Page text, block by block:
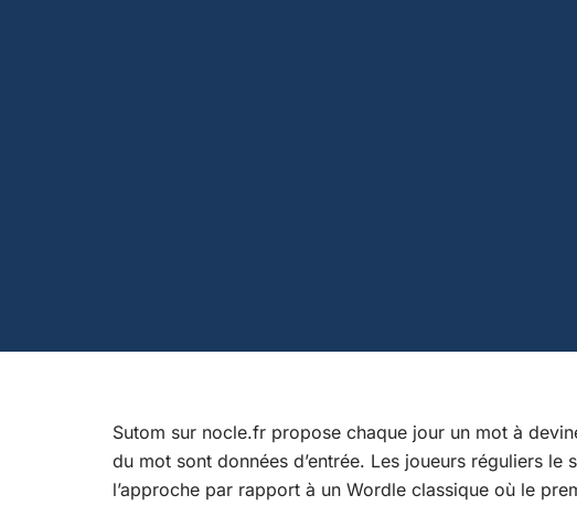
Sutom sur nocle.fr propose chaque jour un mot à
du mot sont données d’entrée. Les joueurs réguliers
l’approche par rapport à un Wordle classique où le